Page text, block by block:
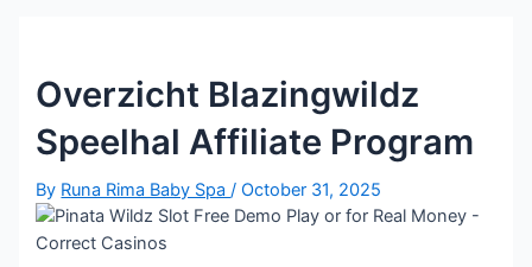
Overzicht Blazingwildz
Speelhal Affiliate Program
By Runa Rima Baby Spa/October 31, 2025